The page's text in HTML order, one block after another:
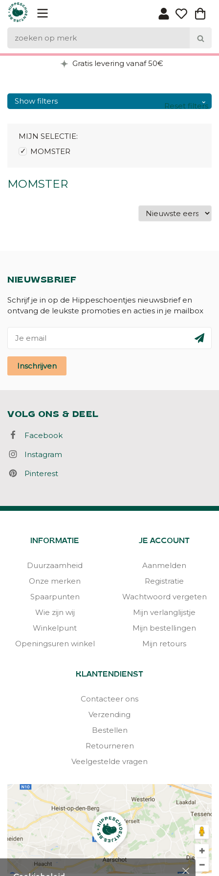
Gratis levering vanaf 50€
Show filters
MOMSTER
MIJN SELECTIE:
MOMSTER
Reset filters
NIEUWSBRIEF
Schrijf je in op de Hippeschoentjes nieuwsbrief en
ontvang de leukste promoties en acties in je mailbox
Inschrijven
VOLG ONS & DEEL
Facebook
Instagram
Pinterest
INFORMATIE
Duurzaamheid
Onze merken
Spaarpunten
Wie zijn wij
Winkelpunt
Openingsuren winkel
JE ACCOUNT
Aanmelden
Registratie
Wachtwoord vergeten
Mijn verlanglijstje
Mijn bestellingen
Mijn retours
KLANTENDIENST
Contacteer ons
Verzending
Bestellen
Retourneren
Veelgestelde vragen